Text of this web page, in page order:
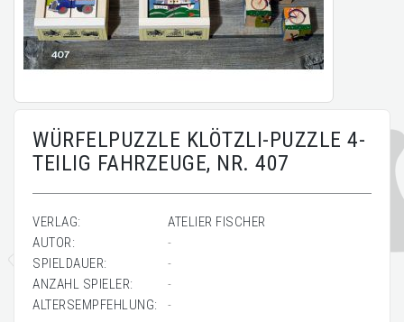
WÜRFELPUZZLE KLÖTZLI-PUZZLE 4-
TEILIG FAHRZEUGE, NR. 407
VERLAG:
ATELIER FISCHER
AUTOR:
-
SPIELDAUER:
-
ANZAHL SPIELER:
-
ALTERSEMPFEHLUNG:
-